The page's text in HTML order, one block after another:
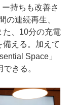
持ちも改善さ
の連続再生、
た、10分の充電
える。加えて
Space」
きる。